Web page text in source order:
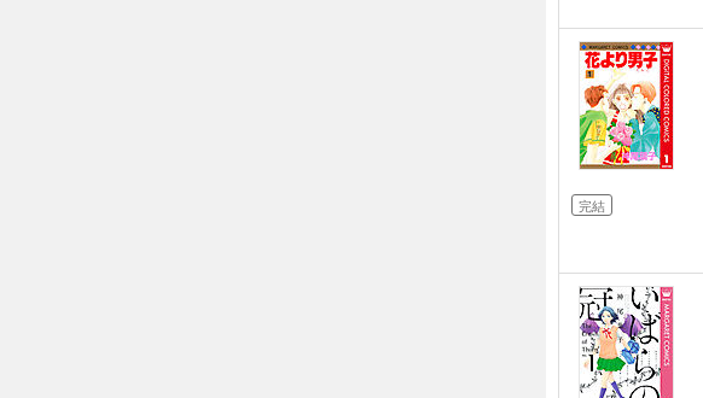
完結